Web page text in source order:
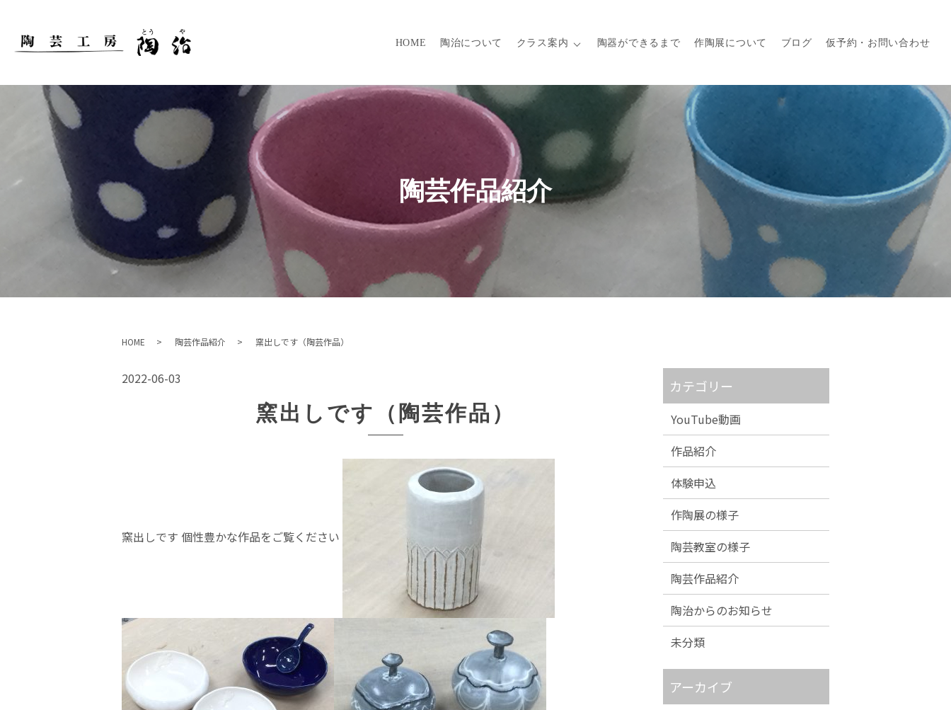
HOME 陶治について クラス案内 陶器ができるまで 作陶展について ブログ 仮予約・お問い合わせ
陶芸作品紹介
HOME 陶芸作品紹介 窯出しです（陶芸作品）
2022-06-03
窯出しです（陶芸作品）
窯出しです 個性豊かな作品をご覧ください
カテゴリー
YouTube動画
作品紹介
体験申込
作陶展の様子
陶芸教室の様子
陶芸作品紹介
陶治からのお知らせ
未分類
アーカイブ